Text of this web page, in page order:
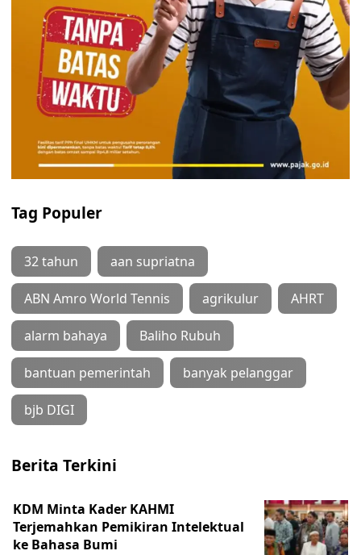
Tag Populer
32 tahun aan supriatna
ABN Amro World Tennis agrikulur AHRT
alarm bahaya Baliho Rubuh
bantuan pemerintah banyak pelanggar
bjb DIGI
Berita Terkini
KDM Minta Kader KAHMI
Terjemahkan Pemikiran Intelektual
ke Bahasa Bumi